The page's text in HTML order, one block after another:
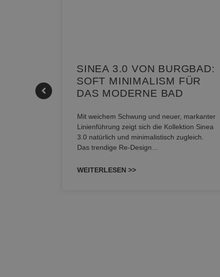
SINEA 3.0 VON BURGBAD:
SOFT MINIMALISM FÜR
DAS MODERNE BAD
Mit weichem Schwung und neuer, markanter
Linienführung zeigt sich die Kollektion Sinea
3.0 natürlich und minimalistisch zugleich.
Das trendige Re-Design…
WEITERLESEN >>